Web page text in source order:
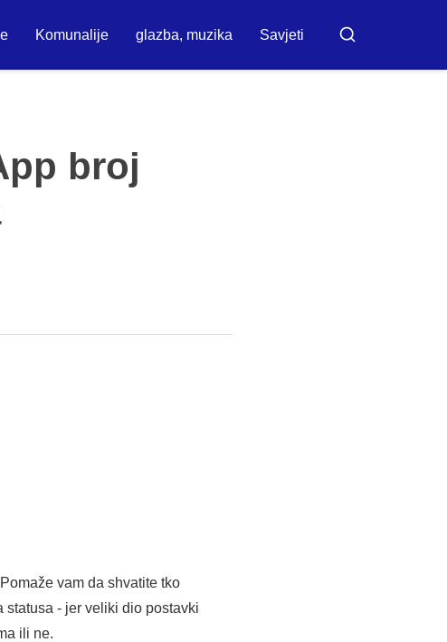
Komunalije glazba, muzika Savjeti Traži
broj
vam da shvatite tko
statusa - jer veliki dio postavki
ili ne.